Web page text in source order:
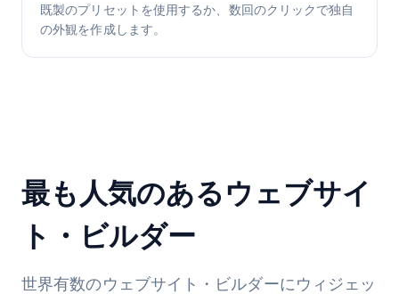
既製のプリセットを使用するか、数回のクリックで独自
の外観を作成します。
最も人気のあるウェブサイ
ト・ビルダー
世界有数のウェブサイト・ビルダーにウィジェッ